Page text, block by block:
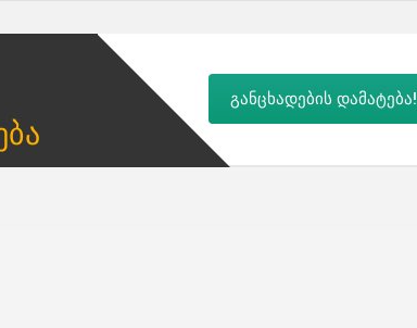
განცხადების დამატება!